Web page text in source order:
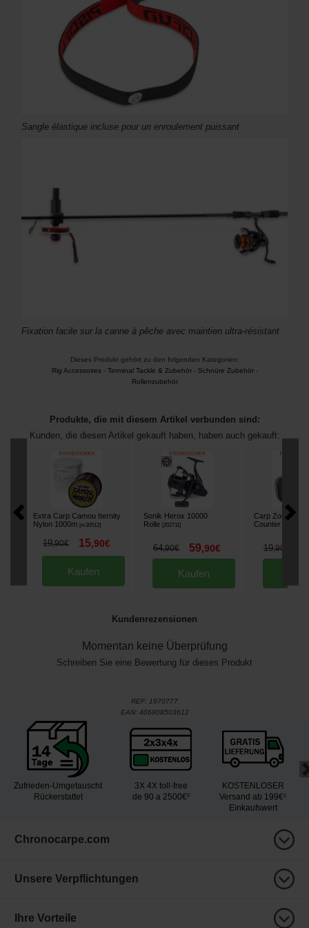
Sangle élastique incluse pour un enroulement puissant
Fixation facile sur la canne à pêche avec maintien ultra-résistant
Dieses Produkt gehört zu den folgenden Kategorien:
Rig Accessoires- Terminal Tackle & Zubehör- Schnüre Zubehör-
Rollenzubehör
Produkte, die mit diesem Artikel verbunden sind:
Kunden, die diesen Artikel gekauft haben, haben auch gekauft:
Extra Carp Camou Iternity
Nylon 1000m [m30512]
19,90€ 15,90€
Kaufen
Sonik Herox 10000
Rolle [202711]
64,90€ 59,90€
Kaufen
Carp Zoom Line
Counter
19,90
Kundenrezensionen
Momentan keine Überprüfung
Schreiben Sie eine Bewertung für dieses Produkt
REF: 1970777
EAN: 406808503612
Zufrieden-Umgetauscht
Rückerstattet
3X 4X toll-free
de 90 a 2500€²
KOSTENLOSER
Versand ab 199€¹
Einkaufswert
Chronocarpe.com
Unsere Verpflichtungen
Ihre Vorteile